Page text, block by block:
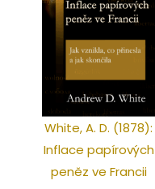
White, A. D. (1878):
Inflace papírových
peněz ve Francii